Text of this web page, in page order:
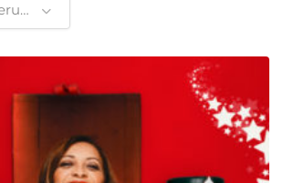
Standardsortierung